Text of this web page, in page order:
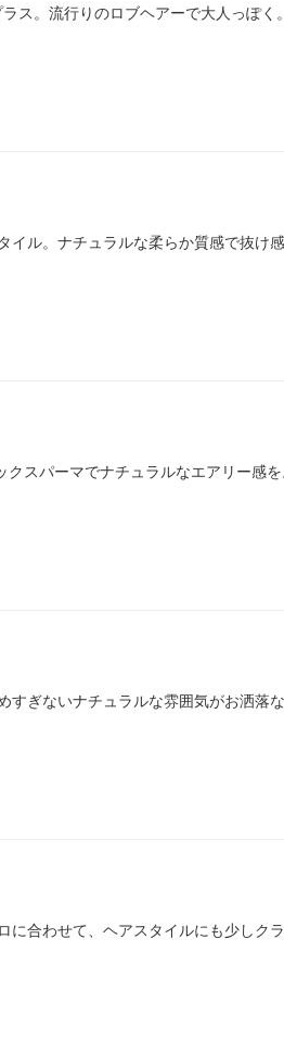
ス。流行りのロブヘアーで大人っぽく
ル。ナチュラルな柔らか質感で抜け
スパーマでナチュラルなエアリー感
ぎないナチュラルな雰囲気がお洒落
合わせて、ヘアスタイルにも少しク